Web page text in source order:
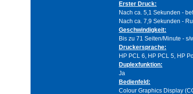
Erster Druck:
Nach ca. 5,1 Sekunden -
Nach ca. 7,9 Sekunden -
Geschwindigkeit:
Bis zu 71 Seiten/Minute - s/
Druckersprache:
HP PCL 6, HP PCL 5, HP
Duplexfunktion:
Ja
Bedienfeld:
Colour Graphics Display